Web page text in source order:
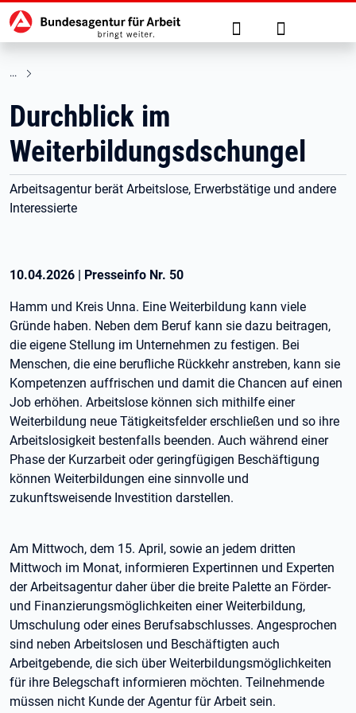
zu den Hauptinhalten springen
Hauptnavigation Suche Anmelden
Durchblick im
Weiterbildungsdschungel
Arbeitsagentur berät Arbeitslose, Erwerbstätige und andere
Interessierte
10.04.2026 | Presseinfo Nr. 50
Hamm und Kreis Unna. Eine Weiterbildung kann viele
Gründe haben. Neben dem Beruf kann sie dazu beitragen,
die eigene Stellung im Unternehmen zu festigen. Bei
Menschen, die eine berufliche Rückkehr anstreben, kann sie
Kompetenzen auffrischen und damit die Chancen auf einen
Job erhöhen. Arbeitslose können sich mithilfe einer
Weiterbildung neue Tätigkeitsfelder erschließen und so ihre
Arbeitslosigkeit bestenfalls beenden. Auch während einer
Phase der Kurzarbeit oder geringfügigen Beschäftigung
können Weiterbildungen eine sinnvolle und
zukunftsweisende Investition darstellen.
Am Mittwoch, dem 15. April, sowie an jedem dritten
Mittwoch im Monat, informieren Expertinnen und Experten
der Arbeitsagentur daher über die breite Palette an Förder-
und Finanzierungsmöglichkeiten einer Weiterbildung,
Umschulung oder eines Berufsabschlusses. Angesprochen
sind neben Arbeitslosen und Beschäftigten auch
Arbeitgebende, die sich über Weiterbildungsmöglichkeiten
für ihre Belegschaft informieren möchten. Teilnehmende
müssen nicht Kunde der Agentur für Arbeit sein.